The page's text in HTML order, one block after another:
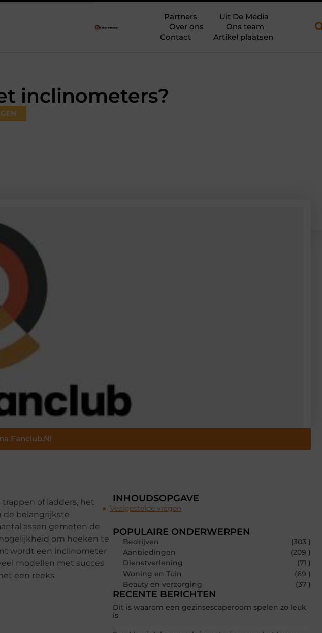
Partners
Uit De Media
Over ons
Ons team
Contact
Artikel plaatsen
inclinometers?
Fanclub.nl
of ladders, het
de belangrijkste
assen gemeten de
om hoeken te
wordt een inclinometer
modellen met succes
een reeks
INHOUDSOPGAVE
Veelgestelde vragen
POPULAIRE ONDERWERPEN
Bedrijven
(303 )
Aanbiedingen
(209 )
Dienstverlening
(71 )
Woning en Tuin
(69 )
Beauty en verzorging
(37 )
RECENTE BERICHTEN
Dit is waarom een gezinsescaperoom spelen zo leuk
is